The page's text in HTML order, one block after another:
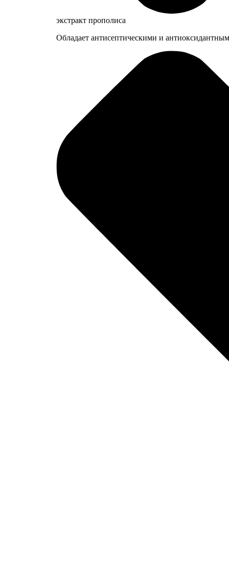
экстракт прополиса
Обладает антисептическими и